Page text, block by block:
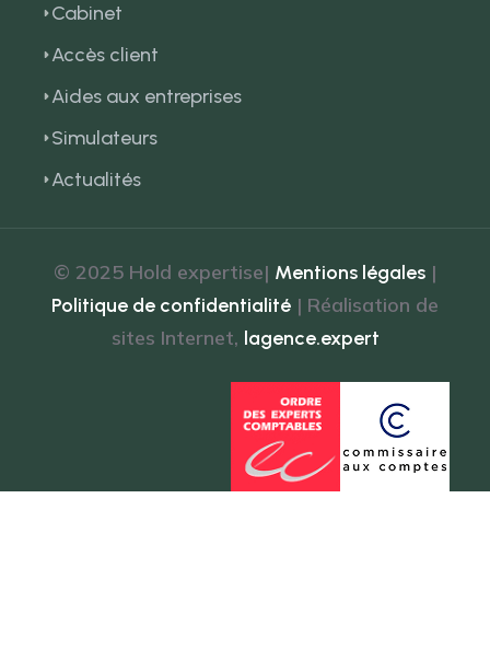
Cabinet
Accès client
Aides aux entreprises
Simulateurs
Actualités
© 2025 Hold expertise| Mentions légales |
Politique de confidentialité | Réalisation de
sites Internet, lagence.expert